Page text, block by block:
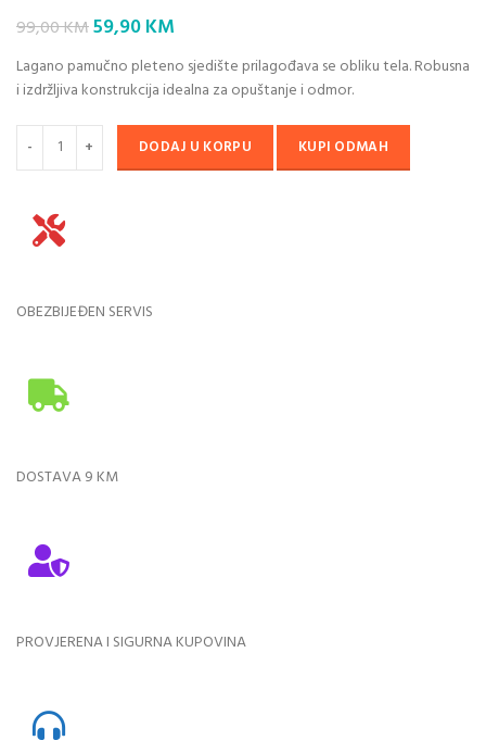
99,00KMOriginal
was:
99,00 KM.
59,90KM
is:
59,90 KM.
Lagano pamučno pleteno sjedište prilagođava se obliku tela. Robusna
i izdržljiva konstrukcija idealna za opuštanje i odmor.
DODAJ U KORPU KUPI ODMAH
OBEZBIJEĐEN SERVIS
DOSTAVA 9 KM
PROVJERENA I SIGURNA KUPOVINA